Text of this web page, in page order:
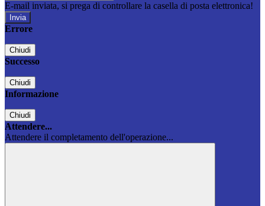
E-mail inviata, si prega di controllare la casella di posta elettronica!
Errore
Chiudi
Successo
Chiudi
Informazione
Chiudi
Attendere...
Attendere il completamento dell'operazione...